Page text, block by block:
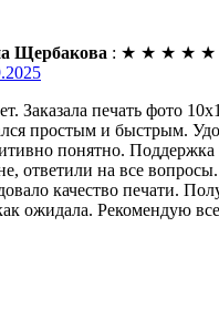
Щербакова : ★ ★ ★ ★ ★
Заказала печать фото
простым и быстрым.
понятно.
ответили на все
качество печати.
ожидала. Рекомендую